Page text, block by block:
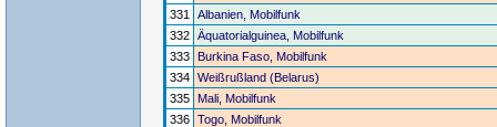
331
Albanien, Mobilfunk
332 Äquatorialguinea, Mobilfunk
333 Burkina Faso, Mobilfunk
334 Weißrußland (Belarus)
335 Mali, Mobilfunk
336 Togo, Mobilfunk